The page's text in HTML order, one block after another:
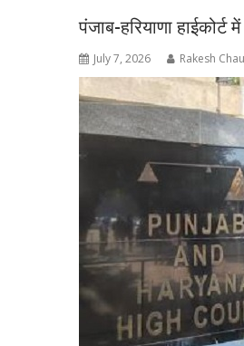
पंजाब-हरियाणा हाईकोर्ट
July 7, 2026 Rakesh